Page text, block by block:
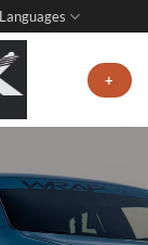
Languages
+